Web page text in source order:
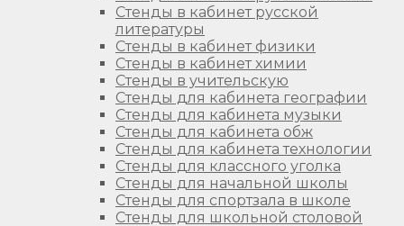
Стенды в кабинет русской
литературы
Стенды в кабинет физики
Стенды в кабинет химии
Стенды в учительскую
Стенды для кабинета географии
Стенды для кабинета музыки
Стенды для кабинета обж
Стенды для кабинета технологии
Стенды для классного уголка
Стенды для начальной школы
Стенды для спортзала в школе
Стенды для школьной столовой